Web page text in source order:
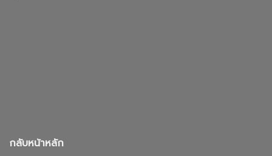
กลับหน้าหลัก